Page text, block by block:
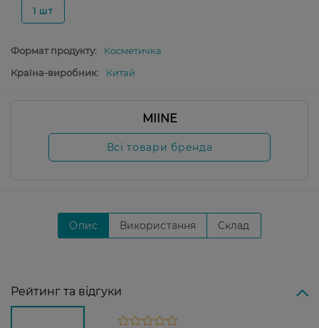
1 шт
Формат продукту:
Косметичка
Країна-виробник:
Китай
MIINE
Всі товари бренда
Опис Використання Склад
Рейтинг та відгуки